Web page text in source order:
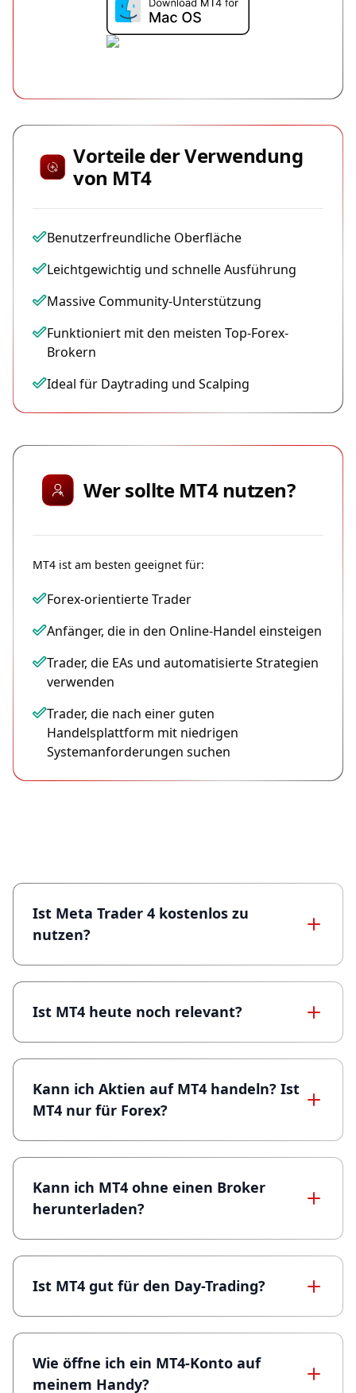
Vorteile der Verwendung
von MT4
Benutzerfreundliche Oberfläche
Leichtgewichtig und schnelle Ausführung
Massive Community-Unterstützung
Funktioniert mit den meisten Top-Forex-
Brokern
Ideal für Daytrading und Scalping
Wer sollte MT4 nutzen?
MT4 ist am besten geeignet für:
Forex-orientierte Trader
Anfänger, die in den Online-Handel einsteigen
Trader, die EAs und automatisierte Strategien
verwenden
Trader, die nach einer guten
Handelsplattform mit niedrigen
Systemanforderungen suchen
Ist Meta Trader 4 kostenlos zu
nutzen?
Ist MT4 heute noch relevant?
Kann ich Aktien auf MT4 handeln? Ist
MT4 nur für Forex?
Kann ich MT4 ohne einen Broker
herunterladen?
Ist MT4 gut für den Day-Trading?
Wie öffne ich ein MT4-Konto auf
meinem Handy?